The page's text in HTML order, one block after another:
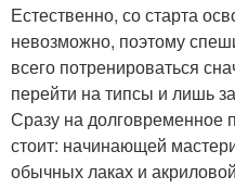
Естественно, со старта
невозможно, поэтому
всего потренироваться
перейти на типсы и лишь
Сразу на долговременное
стоит: начинающей
обычных лаках и